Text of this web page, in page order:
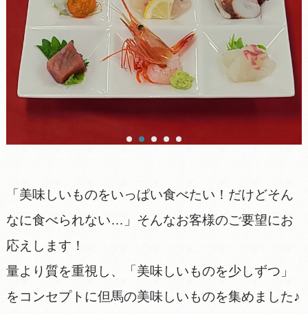
「美味しいものをいっぱい食べたい！だけどそん
なに食べられない…」そんなお客様のご要望にお
応えします！
量より質を重視し、「美味しいものを少しずつ」
をコンセプトに但馬の美味しいものを集めました♪